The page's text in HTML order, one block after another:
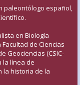
paleontólogo español,
en Biología
de Ciencias
Geociencias (CSIC-
la línea de
la historia de la